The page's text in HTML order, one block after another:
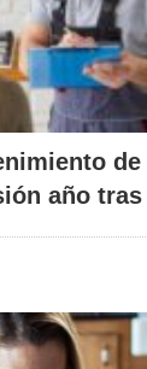
año tras